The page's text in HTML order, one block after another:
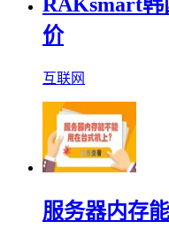
RAKsmart韩
价
互联网
服务器内存